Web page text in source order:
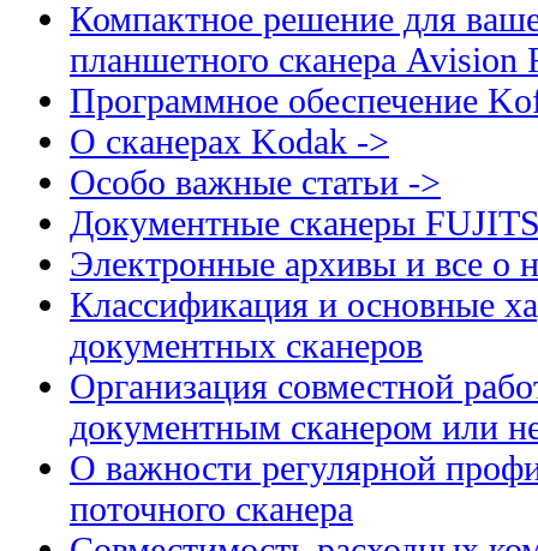
Компактное решение для
планшетного сканера Avision
Программное обеспечение
О сканерах Kodak ->
Особо важные статьи ->
Документные сканеры
Электронные архивы и все о
Классификация и основные
документных сканеров
Организация совместной
документным сканером или
О важности регулярной
поточного сканера